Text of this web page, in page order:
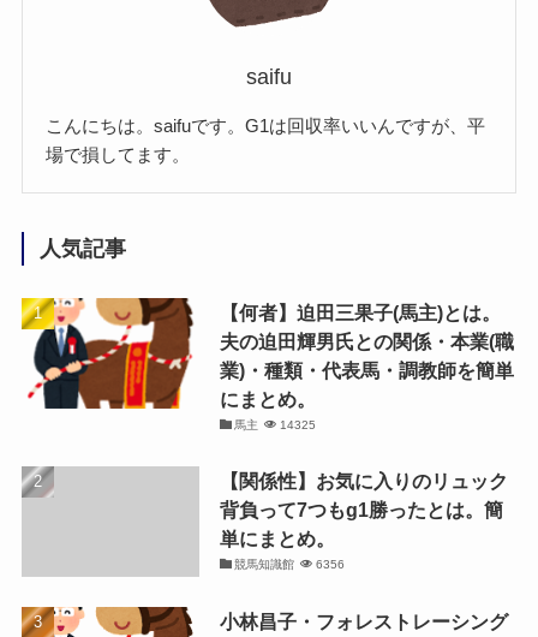
saifu
こんにちは。saifuです。G1は回収率いいんですが、平
場で損してます。
人気記事
【何者】迫田三果子(馬主)とは。
夫の迫田輝男氏との関係・本業(職
業)・種類・代表馬・調教師を簡単
にまとめ。
馬主 14325
【関係性】お気に入りのリュック
背負って7つもg1勝ったとは。簡
単にまとめ。
競馬知識館 6356
小林昌子・フォレストレーシング